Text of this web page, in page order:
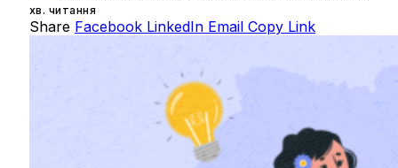
хв. читання
Share Facebook LinkedIn Email Copy Link